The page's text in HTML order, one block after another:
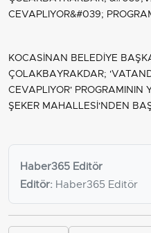
KOCASİNAN BELEDİYE
ÇOLAKBAYRAKDAR;
CEVAPLIYOR' PROGRAMININ
ŞEKER MAHALLESİ'NDEN
Haber365 Editör
Editör: Haber365 Editör